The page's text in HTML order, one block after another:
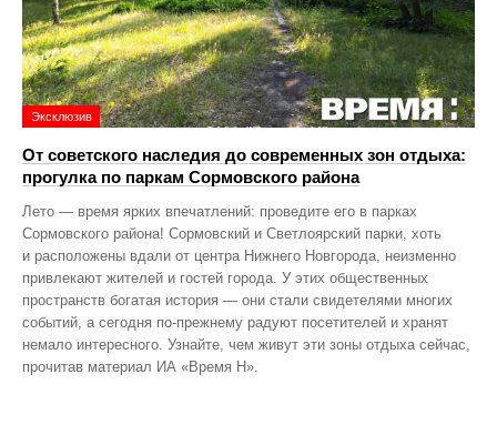
Эксклюзив
От советского наследия до современных зон отдыха:
прогулка по паркам Сормовского района
Лето — время ярких впечатлений: проведите его в парках
Сормовского района! Сормовский и Светлоярский парки, хоть
и расположены вдали от центра Нижнего Новгорода, неизменно
привлекают жителей и гостей города. У этих общественных
пространств богатая история — они стали свидетелями многих
событий, а сегодня по‑прежнему радуют посетителей и хранят
немало интересного. Узнайте, чем живут эти зоны отдыха сейчас,
прочитав материал ИА «Время Н».